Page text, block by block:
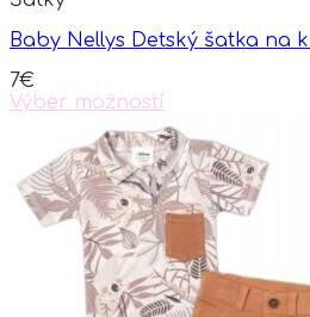
Baby Nellys Detský šatka na
7€
Výber možností
product
has
multiple
variants.
The